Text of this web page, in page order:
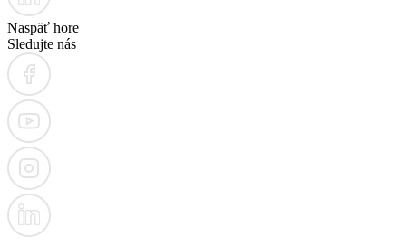
Naspäť hore
Sledujte nás